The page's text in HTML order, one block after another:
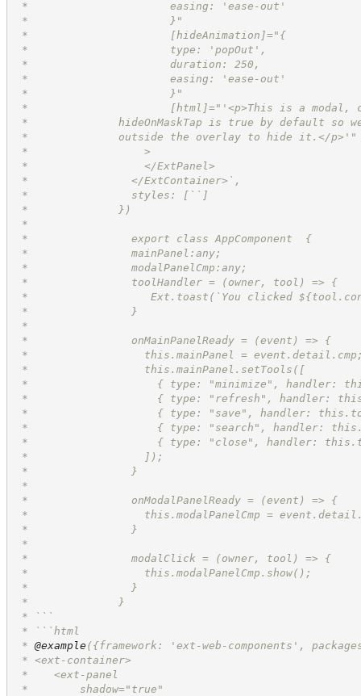
*		        easing: 'ease-out'
*		        }"
*		        [hideAnimation]="{
*		        type: 'popOut',
*		        duration: 250,
*		        easing: 'ease-out'
*		        }"
*		        [html]="'<p>This is a
*              hideOnMaskTap is true by default so
*              outside the overlay to hide it.</p>'"
*		    >
*		    </ExtPanel>
*		  </ExtContainer>`,
*		  styles: [``]
*		})
*
*		  export class AppComponent  {
*		  mainPanel:any;
*		  modalPanelCmp:any;
*		  toolHandler = (owner, tool) => {
*		     Ext.toast(`You clicked
*		  }
*
*		  onMainPanelReady = (event) => {
*		    this.mainPanel =
*		    this.mainPanel.setTools([
*		      { type: "minimize",
*		      { type: "refresh", handler:
*		      { type: "save", handler:
*		      { type: "search", handler:
*		      { type: "close", handler:
*		    ]);
*		  }
*
*		  onModalPanelReady = (event) => {
*		    this.modalPanelCmp =
*		  }
*
*		  modalClick = (owner, tool) => {
*		    this.modalPanelCmp.show();
*		  }
*		}
* ```
* ```html
* @example ({framework: 'ext-web-components',
* <ext-container>
*    <ext-panel
*        shadow="true"